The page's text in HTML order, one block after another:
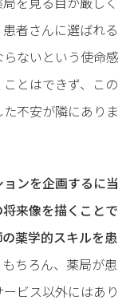
者さんに選ばれる
ないという使命感
とはできず、この
不安が隣にありま
ンを企画するに当
来像を描くことで
薬学的スキルを患
ちろん、薬局が患
ビス以外にはあり